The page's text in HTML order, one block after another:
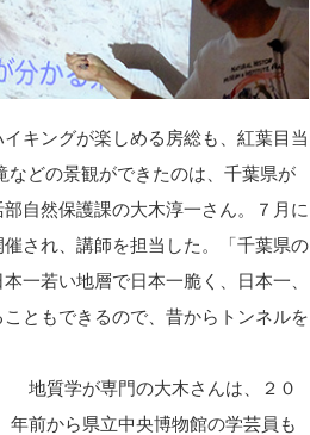
キングが楽しめる房総も、紅葉目当
どの景観ができたのは、千葉県が
自然保護課の大木淳一さん。７月に
され、講師を担当した。「千葉県の
一若い地層で日本一脆く、日本一、
ともできるので、昔からトンネルを
地質学が専門の大木さんは、２０
年前から県立中央博物館の学芸員も